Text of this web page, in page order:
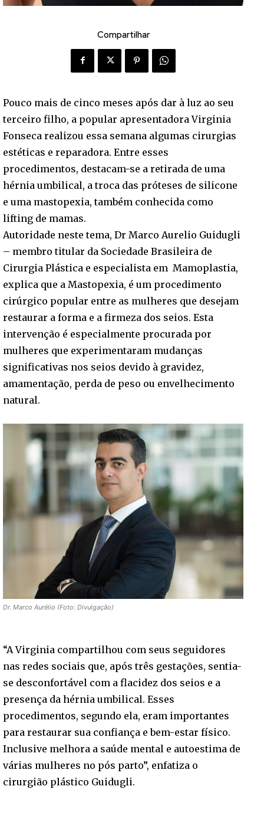
Compartilhar
Pouco mais de cinco meses após dar à luz ao seu
terceiro filho, a popular apresentadora Virginia
Fonseca realizou essa semana algumas cirurgias
estéticas e reparadora. Entre esses
procedimentos, destacam-se a retirada de uma
hérnia umbilical, a troca das próteses de silicone
e uma mastopexia, também conhecida como
lifting de mamas.
Autoridade neste tema, Dr Marco Aurelio Guidugli
– membro titular da Sociedade Brasileira de
Cirurgia Plástica e especialista em Mamoplastia,
explica que a Mastopexia, é um procedimento
cirúrgico popular entre as mulheres que desejam
restaurar a forma e a firmeza dos seios. Esta
intervenção é especialmente procurada por
mulheres que experimentaram mudanças
significativas nos seios devido à gravidez,
amamentação, perda de peso ou envelhecimento
natural.
Dr. Marco Aurélio (Foto: Divulgação)
“A Virginia compartilhou com seus seguidores
nas redes sociais que, após três gestações, sentia-
se desconfortável com a flacidez dos seios e a
presença da hérnia umbilical. Esses
procedimentos, segundo ela, eram importantes
para restaurar sua confiança e bem-estar físico.
Inclusive melhora a saúde mental e autoestima de
várias mulheres no pós parto”, enfatiza o
cirurgião plástico Guidugli.